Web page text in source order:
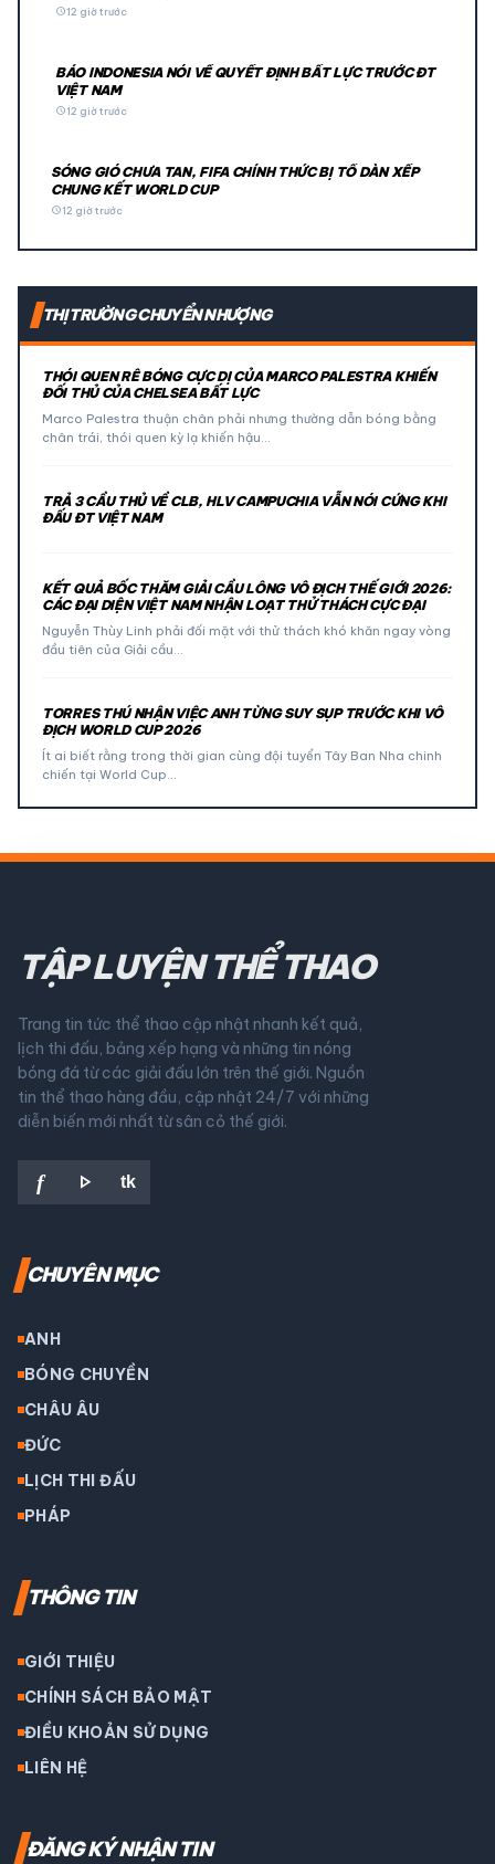
schedule12 giờ trước
BÁO INDONESIA NÓI VỀ QUYẾT ĐỊNH BẤT LỰC TRƯỚC ĐT
VIỆT NAM
schedule12 giờ trước
SÓNG GIÓ CHƯA TAN, FIFA CHÍNH THỨC BỊ TỐ DÀN XẾP
CHUNG KẾT WORLD CUP
schedule12 giờ trước
THỊ TRƯỜNG CHUYỂN NHƯỢNG
THÓI QUEN RÊ BÓNG CỰC DỊ CỦA MARCO PALESTRA KHIẾN
ĐỐI THỦ CỦA CHELSEA BẤT LỰC
Marco Palestra thuận chân phải nhưng thường dẫn bóng bằng
chân trái, thói quen kỳ lạ khiến hậu…
TRẢ 3 CẦU THỦ VỀ CLB, HLV CAMPUCHIA VẪN NÓI CỨNG KHI
ĐẤU ĐT VIỆT NAM
KẾT QUẢ BỐC THĂM GIẢI CẦU LÔNG VÔ ĐỊCH THẾ GIỚI 2026:
CÁC ĐẠI DIỆN VIỆT NAM NHẬN LOẠT THỬ THÁCH CỰC ĐẠI
Nguyễn Thùy Linh phải đối mặt với thử thách khó khăn ngay vòng
đầu tiên của Giải cầu…
TORRES THÚ NHẬN VIỆC ANH TỪNG SUY SỤP TRƯỚC KHI VÔ
ĐỊCH WORLD CUP 2026
Ít ai biết rằng trong thời gian cùng đội tuyển Tây Ban Nha chinh
chiến tại World Cup…
TẬP LUYỆN THỂ THAO
Trang tin tức thể thao cập nhật nhanh kết quả,
lịch thi đấu, bảng xếp hạng và những tin nóng
bóng đá từ các giải đấu lớn trên thế giới. Nguồn
tin thể thao hàng đầu, cập nhật 24/7 với những
diễn biến mới nhất từ sân cỏ thế giới.
f play_arrow tk
CHUYÊN MỤC
ANH
BÓNG CHUYỀN
CHÂU ÂU
ĐỨC
LỊCH THI ĐẤU
PHÁP
THÔNG TIN
GIỚI THIỆU
CHÍNH SÁCH BẢO MẬT
ĐIỀU KHOẢN SỬ DỤNG
LIÊN HỆ
ĐĂNG KÝ NHẬN TIN